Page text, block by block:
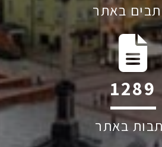
באתר
2069
באתר